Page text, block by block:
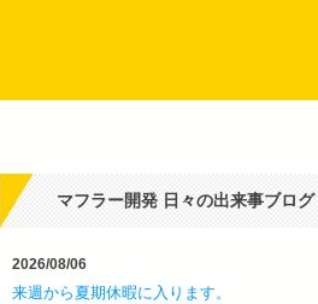
マフラー開発 日々の出来事ブログ
2026/08/06
来週から夏期休暇に入ります。